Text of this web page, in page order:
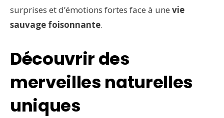
surprises et d’émotions fortes face à une vie
sauvage foisonnante.
Découvrir des
merveilles naturelles
uniques